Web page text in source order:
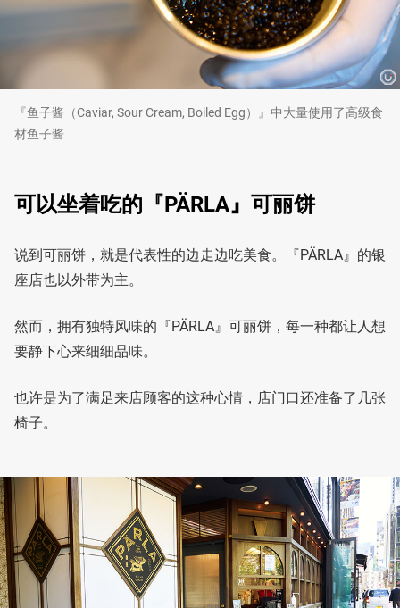
『鱼子酱（Caviar, Sour Cream, Boiled Egg）』中大量使用了高级食
材鱼子酱
可以坐着吃的『PÄRLA』可丽饼
说到可丽饼，就是代表性的边走边吃美食。『PÄRLA』的银
座店也以外带为主。
然而，拥有独特风味的『PÄRLA』可丽饼，每一种都让人想
要静下心来细细品味。
也许是为了满足来店顾客的这种心情，店门口还准备了几张
椅子。